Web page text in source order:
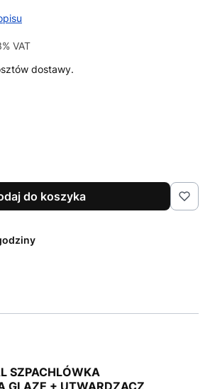
VAT
VAT
dostawy.
do koszyka
SZPACHLÓWKA
GLAZE + UTWARDZACZ